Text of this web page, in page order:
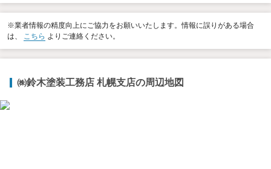
※業者情報の精度向上にご協力をお願いいたします。情報に誤りがある場合
は、 こちら よりご連絡ください。
㈱鈴木塗装工務店 札幌支店の周辺地図